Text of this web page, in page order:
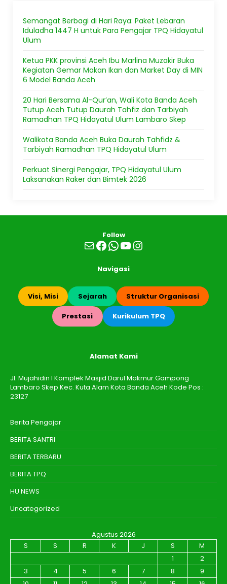
Semangat Berbagi di Hari Raya: Paket Lebaran
Iduladha 1447 H untuk Para Pengajar TPQ Hidayatul
Ulum
Ketua PKK provinsi Aceh Ibu Marlina Muzakir Buka
Kegiatan Gemar Makan Ikan dan Market Day di MIN
6 Model Banda Aceh
20 Hari Bersama Al-Qur’an, Wali Kota Banda Aceh
Tutup Aceh Tutup Daurah Tahfiz dan Tarbiyah
Ramadhan TPQ Hidayatul Ulum Lambaro Skep
Walikota Banda Aceh Buka Daurah Tahfidz &
Tarbiyah Ramadhan TPQ Hidayatul Ulum
Perkuat Sinergi Pengajar, TPQ Hidayatul Ulum
Laksanakan Raker dan Bimtek 2026
Follow
MailFacebook
WhatsApp
YouTube
Instagram
Navigasi
Visi, Misi Sejarah Struktur Organisasi
Prestasi Kurikulum TPQ
Alamat Kami
Jl. Mujahidin I Komplek Masjid Darul Makmur Gampong
Lambaro Skep Kec. Kuta Alam Kota Banda Aceh Kode Pos :
23127
Berita Pengajar
BERITA SANTRI
BERITA TERBARU
BERITA TPQ
HU NEWS
Uncategorized
Agustus 2026
S
S R K J S
M
1
2
3
4 5 6 7 8
9